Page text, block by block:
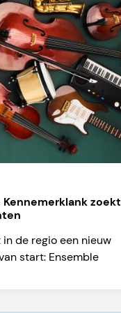
Kennemerklank zoekt
de regio een nieuw
start: Ensemble